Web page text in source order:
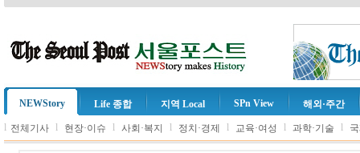
NEWStory Life 종합 지역 Local SPn View 해외·주간
l 전체기사 l 현장·이슈 l 사회·복지 l 정치·경제 l 교육·여성 l 과학·기술 l